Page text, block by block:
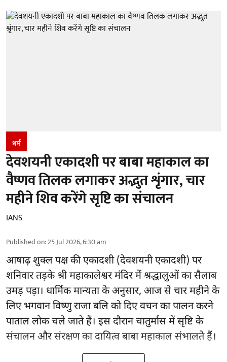
धर्म
देवशयनी एकादशी पर बाबा महाकाल का
वैष्णव तिलक लगाकर अद्भुत शृंगार, चार
महीने शिव करेंगे सृष्टि का संचालन
IANS
Published on:25 Jul 2026, 6:30 am
आषाढ़ शुक्ल पक्ष की एकादशी (देवशयनी एकादशी) पर
शनिवार तड़के श्री महाकालेश्वर मंदिर में श्रद्धालुओं का सैलाब
उमड़ पड़ा। धार्मिक मान्यता के अनुसार, आज से चार महीने के
लिए भगवान विष्णु राजा बलि को दिए वचन का पालन करने
पाताल लोक चले जाते हैं। इस दौरान चातुर्मास में सृष्टि के
संचालन और संरक्षण का दायित्व बाबा महाकाल संभालते हैं।